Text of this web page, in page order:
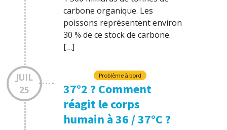
carbone organique. Les
poissons représentent environ
30 % de ce stock de carbone.
[…]
JUIL
25
Problème à bord
37°2 ? Comment
réagit le corps
humain à 36 / 37°C ?